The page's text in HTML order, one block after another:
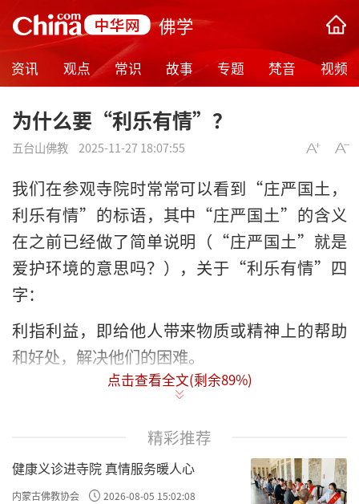
佛学
资讯 观点 常识 故事 专题 梵音 视频
为什么要“利乐有情”？
五台山佛教 2025-11-27 18:07:55
我们在参观寺院时常常可以看到“庄严国土，
利乐有情”的标语，其中“庄严国土”的含义
在之前已经做了简单说明（“庄严国土”就是
爱护环境的意思吗？），关于“利乐有情”四
字：
利指利益，即给他人带来物质或精神上的帮助
和好处，解决他们的困难。
乐指安乐，即给他人带来精神上的愉悦、安宁
有情指一切有情识的生命，也就是一般所说的
众生。
点击查看全文(剩余89%)
精彩推荐
健康义诊进寺院 真情服务暖人心
内蒙古佛教协会 2026-08-05 15:02:08